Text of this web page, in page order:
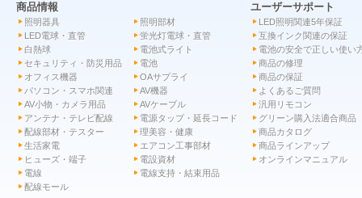
商品情報
照明器具
照明部材
LED電球・直管
蛍光灯電球・直管
白熱球
電池式ライト
セキュリティ・防災用品
電池
オフィス機器
OAサプライ
パソコン・スマホ関連
AV機器
AV小物・カメラ用品
AVケーブル
アンテナ・テレビ配線
電源タップ・延長コード
配線部材・テスター
理美容・健康
生活家電
エアコン工事部材
ヒューズ・端子
電設資材
電線
電線支持・結束用品
配線モール
ユーザーサポート
LED照明関連5年保証
互換インク関連の保証
電池の安全で正しい使い
商品の修理
商品の保証
よくあるご質問
汎用リモコン
グリーン購入法適合商品
商品カタログ
商品ラインアップ
オンラインマニュアル